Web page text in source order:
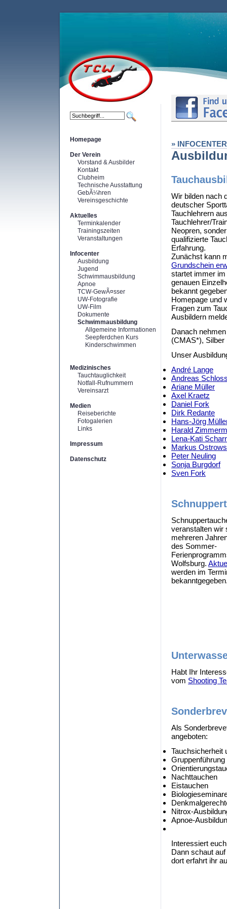
Homepage
Der Verein
Vorstand & Ausbilder
Kontakt
Clubheim
Technische Ausstattung
GebÃ¼hren
Vereinsgeschichte
Aktuelles
Terminkalender
Trainingszeiten
Veranstaltungen
Infocenter
Ausbildung
Jugend
Schwimmausbildung
Apnoe
TCW-GewÃ¤sser
UW-Fotografie
UW-Film
Dokumente
Schwimmausbildung
Allgemeine Informationen
Seepferdchen Kurs
Kinderschwimmen
Medizinisches
Tauchtauglichkeit
Notfall-Rufnummern
Vereinsarzt
Medien
Reiseberichte
Fotogalerien
Links
Impressum
Datenschutz
» INFOCENTER
Wir bilden nach
deutscher
Tauchlehrern
Tauchlehrer/
Neopren,
qualifizierte
Erfahrung.
Zunächst kann
Grundschein
startet immer
genauen
bekannt
Homepage und
Fragen zum
Ausbildern
Danach
(CMAS*),
Unser
André Lange
Andreas
Ariane Müller
Axel Kraetz
Daniel Fork
Dirk Redante
Hans-Jörg
Harald
Lena-Kati
Markus
Peter Neuling
Sonja Burgdorf
Sven Fork
veranstalten wir
mehreren
des Sommer-
Wolfsburg.
werden im
Habt Ihr
vom Shooting
Als
angeboten:
Tauchsicherheit
Gruppenführung
Nachttauchen
Eistauchen
Nitrox-
Apnoe-
Interessiert
Dann schaut
dort erfahrt ihr